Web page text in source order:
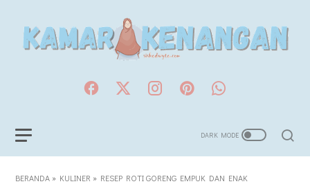
BERANDA » KULINER » RESEP ROTI GORENG EMPUK DAN ENAK